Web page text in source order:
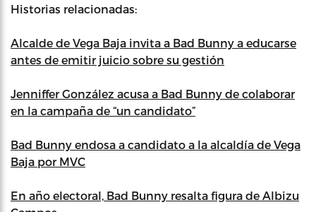
Historias relacionadas:
Alcalde de Vega Baja invita a Bad Bunny a educarse
antes de emitir juicio sobre su gestión
Jenniffer González acusa a Bad Bunny de colaborar
en la campaña de “un candidato”
Bad Bunny endosa a candidato a la alcaldía de Vega
Baja por MVC
En año electoral, Bad Bunny resalta figura de Albizu